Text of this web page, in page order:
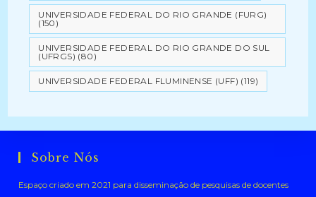
UNIVERSIDADE FEDERAL DO RIO GRANDE (FURG)
(150)
UNIVERSIDADE FEDERAL DO RIO GRANDE DO SUL
(UFRGS) (80)
UNIVERSIDADE FEDERAL FLUMINENSE (UFF) (119)
Sobre Nós
Espaço criado em 2021 para disseminação de pesquisas de docentes